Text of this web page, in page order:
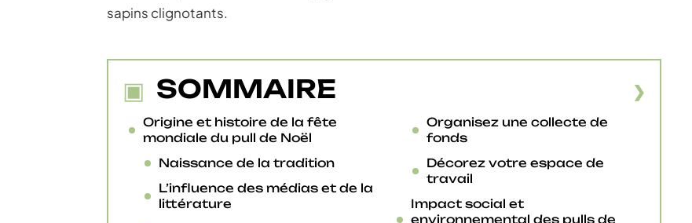
sapins clignotants.
SOMMAIRE
Origine et histoire de la fête
mondiale du pull de Noël
Naissance de la tradition
L’influence des médias et de la
littérature
Organisez une collecte de
fonds
Décorez votre espace de
travail
Impact social et
environnemental des pulls de